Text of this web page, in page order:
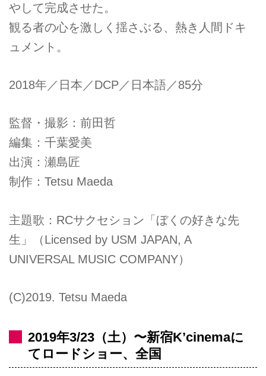
やして完成させた。
観る者の心を激しく揺さぶる、熱き人間ドキ
ュメント。
2018年／日本／DCP／日本語／85分
監督・撮影：前田哲
編集：千葉愛美
出演：瀬島匠
制作：Tetsu Maeda
主題歌：RCサクセション「ぼくの好きな先
生」（Licensed by USM JAPAN, A
UNIVERSAL MUSIC COMPANY）
(C)2019. Tetsu Maeda
2019年3/23（土）〜新宿K’cinemaに
てロードショー、全国